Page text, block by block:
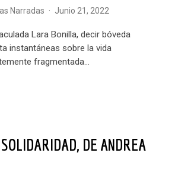
Narradas · junio 21, 2022
instantáneas sobre la vida
fragmentada...